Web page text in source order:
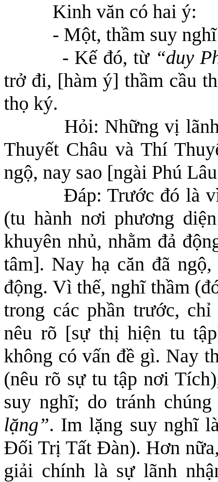
Kinh văn có hai ý:
- Một, thầm suy
- Kế đó, từ “duy
trở đi, [hàm ý] thầm cầu
thọ ký.
Hỏi: Những vị
Thuyết Châu và Thí
ngộ, nay sao [ngài Phú
Đáp: Trước đó là
(tu hành nơi phương
khuyên nhủ, nhằm đả
tâm]. Nay hạ căn đã
động. Vì thế, nghĩ thầm
trong các phần trước,
nêu rõ [sự thị hiện tu
không có vấn đề gì. Nay
(nêu rõ sự tu tập nơi Tích)
suy nghĩ; do tránh
lặng”. Im lặng suy nghĩ
Đối Trị Tất Đàn). Hơn
giải chính là sự lãnh